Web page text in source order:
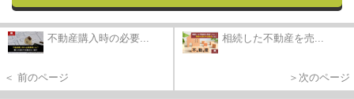
不動産購入時の必要...
＜ 前のページ
相続した不動産を売...
＞次のページ